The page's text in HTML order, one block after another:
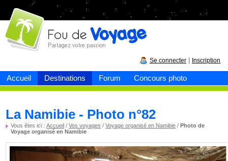
Accueil Destinations Forum Concours photo
Fou devoyage
Se connecter Inscription
La Namibie - Photo n°82
Vous êtes ici :Accueil /Vos voyages /Voyage organisé en Namibie /Photo de
Voyage organisé en Namibie